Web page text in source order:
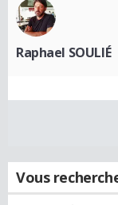
Raphael SOULIÉ
Vous